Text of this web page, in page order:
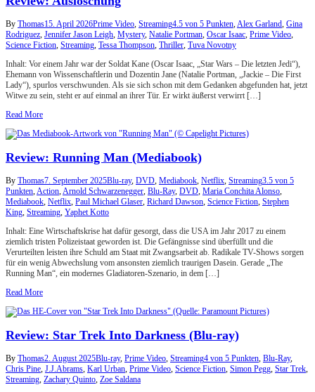
By Thomas15. April 2026Prime Video, Streaming4.5 von 5 Punkten,Alex Garland, Gina
Rodriguez, Jennifer Jason Leigh, Mystery, Natalie Portman, Oscar Isaac, Prime Video,
Science Fiction, Streaming, Tessa Thompson, Thriller, Tuva Novotny
Inhalt: Vor einem Jahr war der Soldat Kane (Oscar Isaac, „Star Wars – Die letzten Jedi“),
Ehemann von Wissenschaftlerin und Dozentin Jane (Natalie Portman, „Jackie – Die First
Lady“), spurlos verschwunden. Als sie sich schon mit dem Gedanken abgefunden hat, jetzt
Witwe zu sein, steht er auf einmal an ihrer Tür. Er wirkt äußerst verwirrt […]
Read More
Review: Running Man (Mediabook)
By Thomas7. September 2025Blu-ray, DVD, Mediabook, Netflix, Streaming3.5 von 5
Punkten,Action,Arnold Schwarzenegger, Blu-Ray, DVD, Maria Conchita Alonso,
Mediabook, Netflix, Paul Michael Glaser, Richard Dawson, Science Fiction, Stephen
King, Streaming, Yaphet Kotto
Inhalt: Eine Wirtschaftskrise hat dafür gesorgt, dass die USA im Jahr 2017 zu einem
ziemlich tristen Polizeistaat geworden ist. Die Gefängnisse sind überfüllt und die
Verurteilten leisten ihre Schuld am Staat mit Zwangsarbeit ab. Radikale TV-Shows sorgen
für ein wenig Abwechslung vom ansonsten ziemlich traurigen Dasein. Gerade „The
Running Man“, ein modernes Gladiatoren-Szenario, in dem […]
Read More
Review: Star Trek Into Darkness (Blu-ray)
By Thomas2. August 2025Blu-ray, Prime Video Streaming4 von 5 Punkten Blu-Ray,
Chris Pine J.J.Abrams Karl Urban Prime Video Science Fiction Simon Pegg Star Trek
Streaming Zachary Quinto Zoe Saldana